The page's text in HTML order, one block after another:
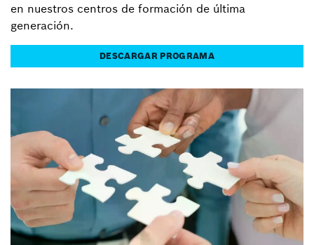
en nuestros centros de formación de última
generación.
DESCARGAR PROGRAMA